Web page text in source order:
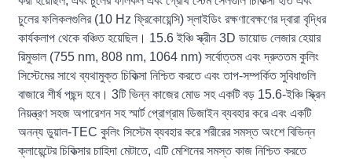
চুলের ফলিকলগুলির (10 Hz ফ্রিকোয়েন্সি) স্লাইডিং রক্ষণাবেক্ষণের দ্বারা বৃদ্ধির
কার্যকলাপ থেকে বঞ্চিত হয়েছিল। 15.6 ইঞ্চি স্ক্রীন 3D ডায়োড লেজার হেয়ার
রিমুভাল (755 nm, 808 nm, 1064 nm) সর্বোত্তম এবং দ্রুততম কুলিং
সিস্টেমের সাথে ব্যথামুক্ত চিকিত্সা নিশ্চিত করতে এবং তাপ-সম্পর্কিত সুবিধাগুলি
বাজারে শীর্ষ পছন্দ হবে। 3টি ভিন্ন কাজের মোড সহ একটি বড় 15.6-ইঞ্চি স্ক্রিন
নিয়ন্ত্রণ সহজ অপারেশন সহ স্মার্ট প্রোগ্রাম ডিজাইন ব্যবহার করে এবং একটি
অনন্য ডুয়াল-TEC কুলিং সিস্টেম ব্যবহার করে শরীরের সমস্ত অংশে বিভিন্ন
ক্লায়েন্টের চিকিত্সার চাহিদা মেটাতে, এটি মেশিনের সমস্ত কাজ নিশ্চিত করতে